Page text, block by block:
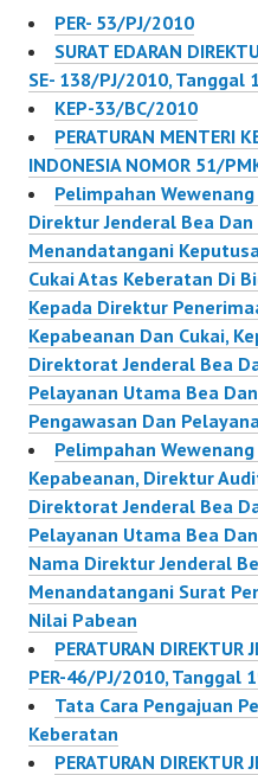
kemarin. Sidak tersebut
dilakukan tim gabungan
KPK dan tim kepatuhan
internal Ditjen Bea
Cukai. Sedikitnya…
PER- 53/PJ/2010
SURAT EDARAN
SE- 138/PJ/2010, Tanggal
KEP-33/BC/2010
PERATURAN MENTERI
INDONESIA NOMOR 51/
Pelimpahan
Direktur Jenderal Bea
Menandatangani
Cukai Atas Keberatan Di
Kepada Direktur
Kepabeanan Dan Cukai,
Direktorat Jenderal Bea
Pelayanan Utama Bea
Pengawasan Dan
Pelimpahan
Kepabeanan, Direktur
Direktorat Jenderal Bea
Pelayanan Utama Bea
Nama Direktur Jenderal
Menandatangani Surat
Nilai Pabean
PERATURAN DIREKTUR
PER-46/PJ/2010, Tanggal
Tata Cara Pengajuan
Keberatan
PERATURAN DIREKTUR